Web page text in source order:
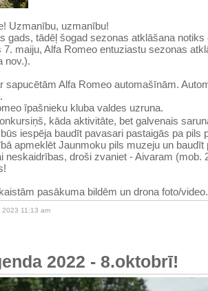
Uzmanību, uzmanību!
gads, tādēļ šogad sezonas atklāšana
maiju, Alfa Romeo entuziastu sezonas
nov.).
sapucētām Alfa Romeo automašīnām.
īpašnieku kluba valdes uzruna.
kāda aktivitāte, bet galvenais
iespēja baudīt pavasari pastaigās pa pils
apmeklēt Jaunmoku pils muzeju un
neskaidrības, droši zvaniet - Aivaram (mob.
pasākuma bildēm un drona foto/video.
2023 11:13 am
2022 - 8.oktobrī!